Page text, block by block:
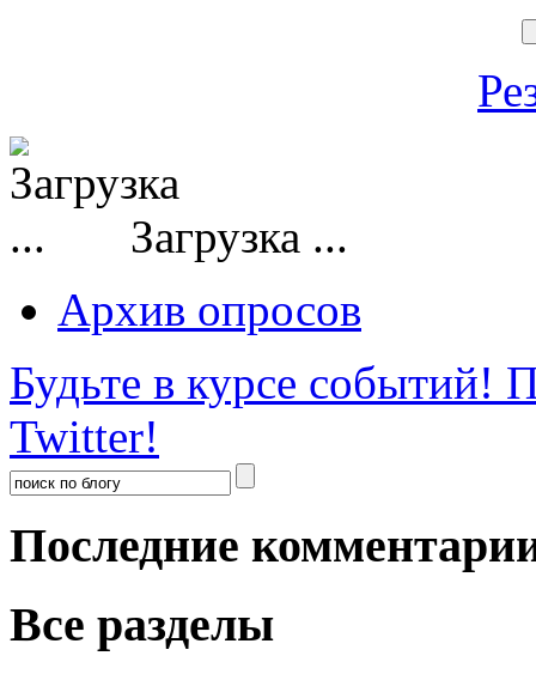
Загрузка ...
Архив опросов
Будьте в курсе событий!
Twitter!
Последние
Все разделы